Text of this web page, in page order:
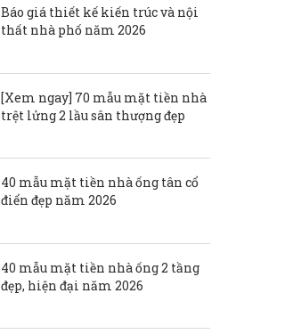
Báo giá thiết kế kiến trúc và nội
thất nhà phố năm 2026
[Xem ngay] 70 mẫu mặt tiền nhà
trệt lửng 2 lầu sân thượng đẹp
40 mẫu mặt tiền nhà ống tân cổ
điển đẹp năm 2026
40 mẫu mặt tiền nhà ống 2 tầng
đẹp, hiện đại năm 2026